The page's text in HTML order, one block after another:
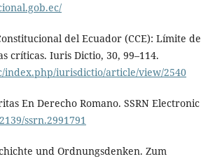
del Ecuador (CCE): Límite de
críticas. Iuris Dictio, 30, 99–114.
index.php/iurisdictio/article/view/2540
En Derecho Romano. SSRN Electronic
ssrn.2991791
und Ordnungsdenken. Zum